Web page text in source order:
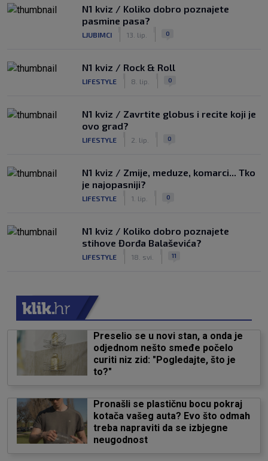
N1 kviz / Koliko dobro poznajete
pasmine pasa?
LJUBIMCI 13. lip. 0
N1 kviz / Rock & Roll
LIFESTYLE 8. lip. 0
N1 kviz / Zavrtite globus i recite koji je
ovo grad?
LIFESTYLE 2. lip. 0
N1 kviz / Zmije, meduze, komarci... Tko
je najopasniji?
LIFESTYLE 1. lip. 0
N1 kviz / Koliko dobro poznajete
stihove Đorđa Balaševića?
LIFESTYLE 18. svi. 11
Preselio se u novi stan, a onda je
odjednom nešto smeđe počelo
curiti niz zid: "Pogledajte, što je
to?"
Pronašli se plastičnu bocu pokraj
kotača vašeg auta? Evo što odmah
treba napraviti da se izbjegne
neugodnost